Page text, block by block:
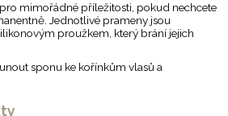
mimořádné příležitosti, pokud nechcete
Jednotlivé prameny jsou
proužkem, který brání jejich
sponu ke kořínkům vlasů a